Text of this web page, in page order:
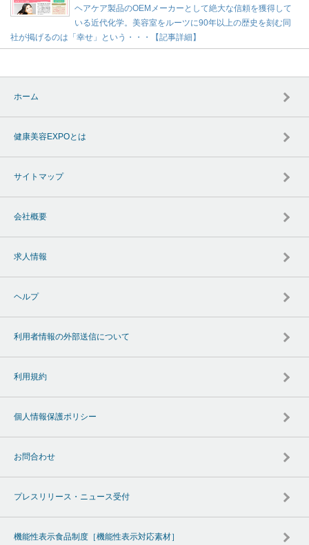
ヘアケア製品のOEMメーカーとして絶大な信頼を獲得して
いる近代化学。美容室をルーツに90年以上の歴史を刻む同
社が掲げるのは「幸せ」という・・・【記事詳細】
ホーム
健康美容EXPOとは
サイトマップ
会社概要
求人情報
ヘルプ
利用者情報の外部送信について
利用規約
個人情報保護ポリシー
お問合わせ
プレスリリース・ニュース受付
機能性表示食品制度［機能性表示対応素材］